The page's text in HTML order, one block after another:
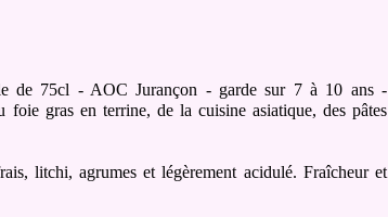
de 75cl - AOC Jurançon - garde sur 7 à 10 ans -
gras en terrine, de la cuisine asiatique, des pâtes
litchi, agrumes et légèrement acidulé. Fraîcheur et